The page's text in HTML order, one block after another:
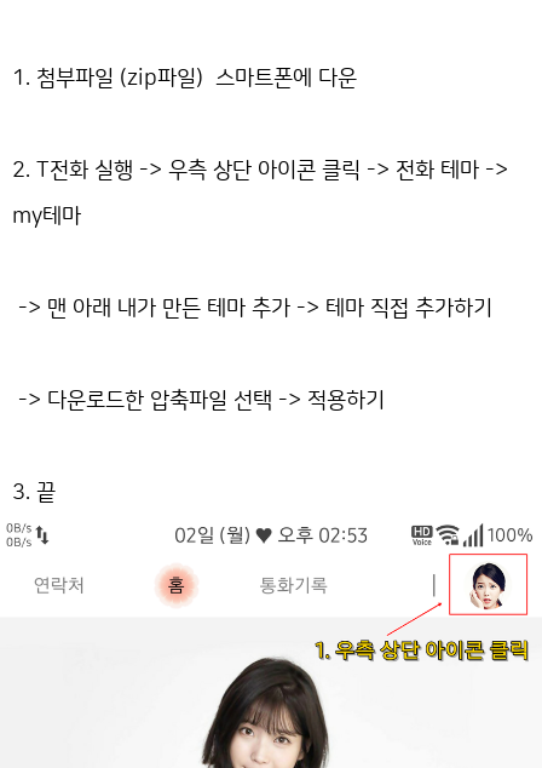
1. 첨부파일 (zip파일) 스마트폰에 다운
2. T전화 실행 -> 우측 상단 아이콘 클릭 -> 전화 테마 ->
my테마
-> 맨 아래 내가 만든 테마 추가 -> 테마 직접 추가하기
-> 다운로드한 압축파일 선택 -> 적용하기
3. 끝